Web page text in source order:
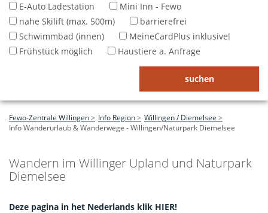
E-Auto Ladestation
Mini Inn - Fewo
nahe Skilift (max. 500m)
barrierefrei
Schwimmbad (innen)
MeineCardPlus inklusive!
Frühstück möglich
Haustiere a. Anfrage
Fewo-Zentrale Willingen Info Region
Willingen / Diemelsee
Info Wanderurlaub & Wanderwege - Willingen/Naturpark Diemelsee
Wandern im Willinger Upland und Naturpark
Diemelsee
Deze pagina in het Nederlands klik HIER!